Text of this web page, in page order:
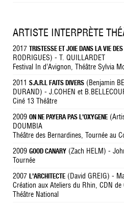
ARTISTE INTERPRÈTE
2017 TRISTESSE ET JOIE DANS LA VIE
RODRIGUES) - T. QUILLARDET
Festival In d’Avignon, Théâtre Sylvia
2011 S.A.R.L FAITS DIVERS (Benjamin
DURAND) - J.COHEN et
Ciné 13 Théâtre
2009 ON NE PAYERA PAS L'OXYGENE
DOUMBIA
Théâtre des Bernardines, Tournée au
2009 GOOD CANARY (Zach HELM) -
Tournée
2007 L'ARCHITECTE (David GREIG) -
Création aux Ateliers du Rhin, CDN de
Théâtre National